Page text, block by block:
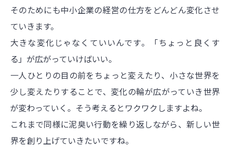
そのためにも中小企業の経営の仕方をどんどん変化させ
ていきます。
大きな変化じゃなくていいんです。「ちょっと良くす
る」が広がっていけばいい。
一人ひとりの目の前をちょっと変えたり、小さな世界を
少し変えたりすることで、変化の輪が広がっていき世界
が変わっていく。そう考えるとワクワクしますよね。
これまで同様に泥臭い行動を繰り返しながら、新しい世
界を創り上げていきたいですね。